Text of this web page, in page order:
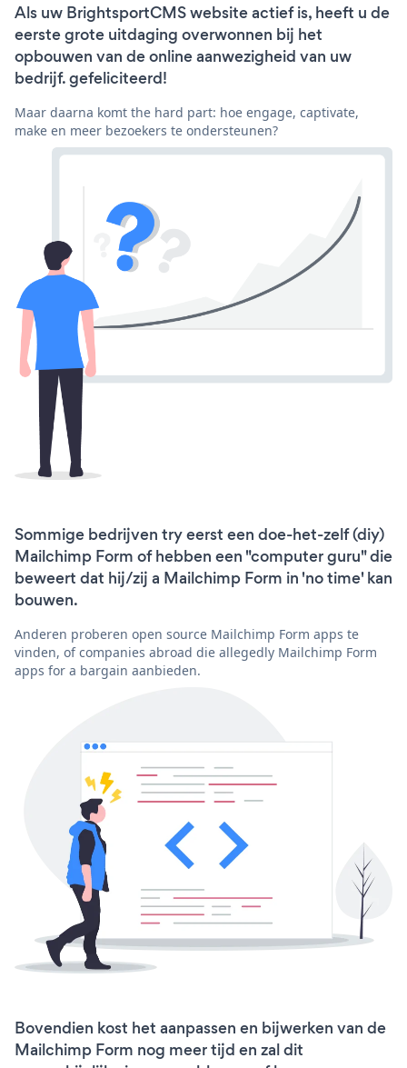
Als uw BrightsportCMS website actief is, heeft u de
eerste grote uitdaging overwonnen bij het
opbouwen van de online aanwezigheid van uw
bedrijf. gefeliciteerd!
Maar daarna komt the hard part: hoe engage, captivate,
make en meer bezoekers te ondersteunen?
Sommige bedrijven try eerst een doe-het-zelf (diy)
Mailchimp Form of hebben een "computer guru" die
beweert dat hij/zij a Mailchimp Form in 'no time' kan
bouwen.
Anderen proberen open source Mailchimp Form apps te
vinden, of companies abroad die allegedly Mailchimp Form
apps for a bargain aanbieden.
Bovendien kost het aanpassen en bijwerken van de
Mailchimp Form nog meer tijd en zal dit